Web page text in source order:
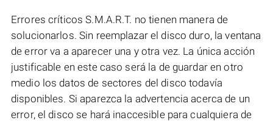
Errores críticos S.M.A.R.T. no tienen manera de
solucionarlos. Sin reemplazar el disco duro, la ventana
de error va a aparecer una y otra vez. La única acción
justificable en este caso será la de guardar en otro
medio los datos de sectores del disco todavía
disponibles. Si aparezca la advertencia acerca de un
error, el disco se hará inaccesible para cualquiera de